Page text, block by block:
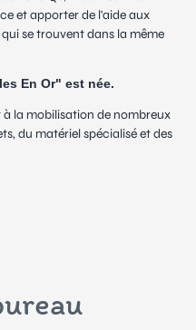
et apporter de l'aide aux
se trouvent dans la même
En Or" est née.
la mobilisation de nombreux
du matériel spécialisé et des